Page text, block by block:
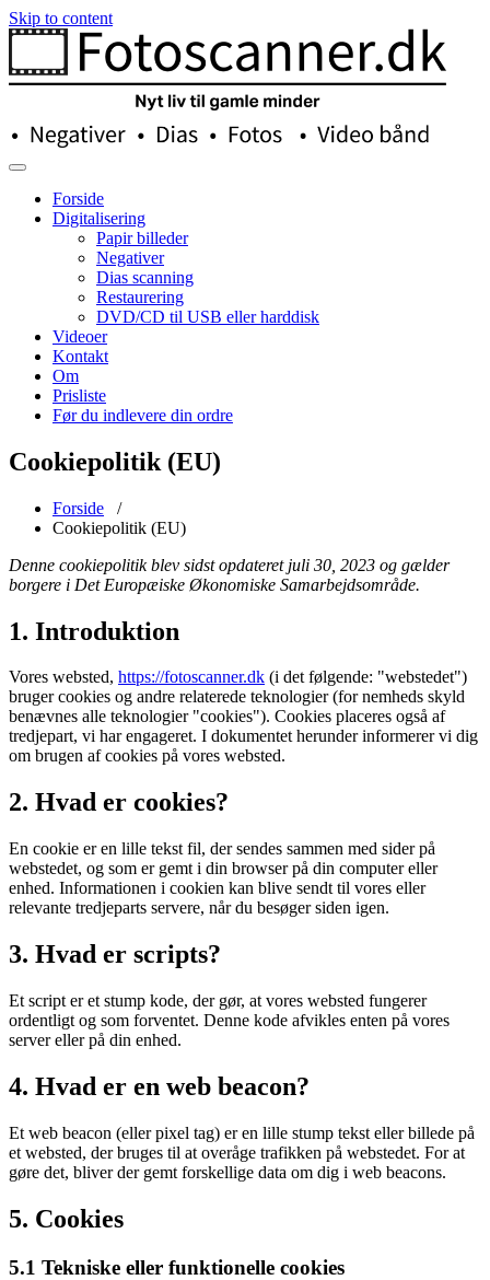
Skip to content
Fotoscanner.dk – Nyt liv til gamle minder
Forside
Digitalisering
Papir billeder
Negativer
Dias scanning
Restaurering
DVD/CD til USB eller harddisk
Videoer
Kontakt
Om
Prisliste
Før du indlevere din ordre
Cookiepolitik (EU)
Forside /
Cookiepolitik (EU)
Denne cookiepolitik blev sidst opdateret juli 30, 2023 og gælder
borgere i Det Europæiske Økonomiske Samarbejdsområde.
1. Introduktion
Vores websted, https://fotoscanner.dk (i det følgende: "webstedet")
bruger cookies og andre relaterede teknologier (for nemheds skyld
benævnes alle teknologier "cookies"). Cookies placeres også af
tredjepart, vi har engageret. I dokumentet herunder informerer vi dig
om brugen af ​​cookies på vores websted.
2. Hvad er cookies?
En cookie er en lille tekst fil, der sendes sammen med sider på
webstedet, og som er gemt i din browser på din computer eller
enhed. Informationen i cookien kan blive sendt til vores eller
relevante tredjeparts servere, når du besøger siden igen.
3. Hvad er scripts?
Et script er et stump kode, der gør, at vores websted fungerer
ordentligt og som forventet. Denne kode afvikles enten på vores
server eller på din enhed.
4. Hvad er en web beacon?
Et web beacon (eller pixel tag) er en lille stump tekst eller billede på
et websted, der bruges til at overåge trafikken på webstedet. For at
gøre det, bliver der gemt forskellige data om dig i web beacons.
5. Cookies
5.1 Tekniske eller funktionelle cookies